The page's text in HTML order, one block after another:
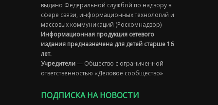
выдано Федеральной службой по надзору в
сфере связи, информационных технологий и
массовых коммуникаций (Роскомнадзор)
Информационная продукция сетевого
издания предназначена для детей старше 16
лет.
Учредители— Общество с ограниченной
ответственностью «Деловое сообщество»
ПОДПИСКА НА НОВОСТИ